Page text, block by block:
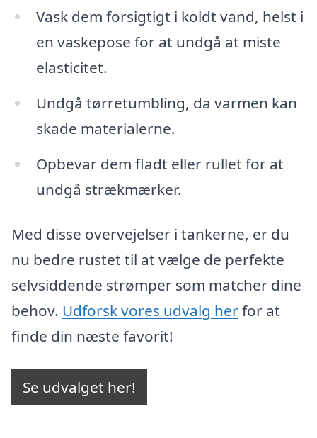
Vask dem forsigtigt i koldt vand, helst i
en vaskepose for at undgå at miste
elasticitet.
Undgå tørretumbling, da varmen kan
skade materialerne.
Opbevar dem fladt eller rullet for at
undgå strækmærker.
Med disse overvejelser i tankerne, er du
nu bedre rustet til at vælge de perfekte
selvsiddende strømper som matcher dine
behov. Udforsk vores udvalg herfor at
finde din næste favorit!
Se udvalget her!